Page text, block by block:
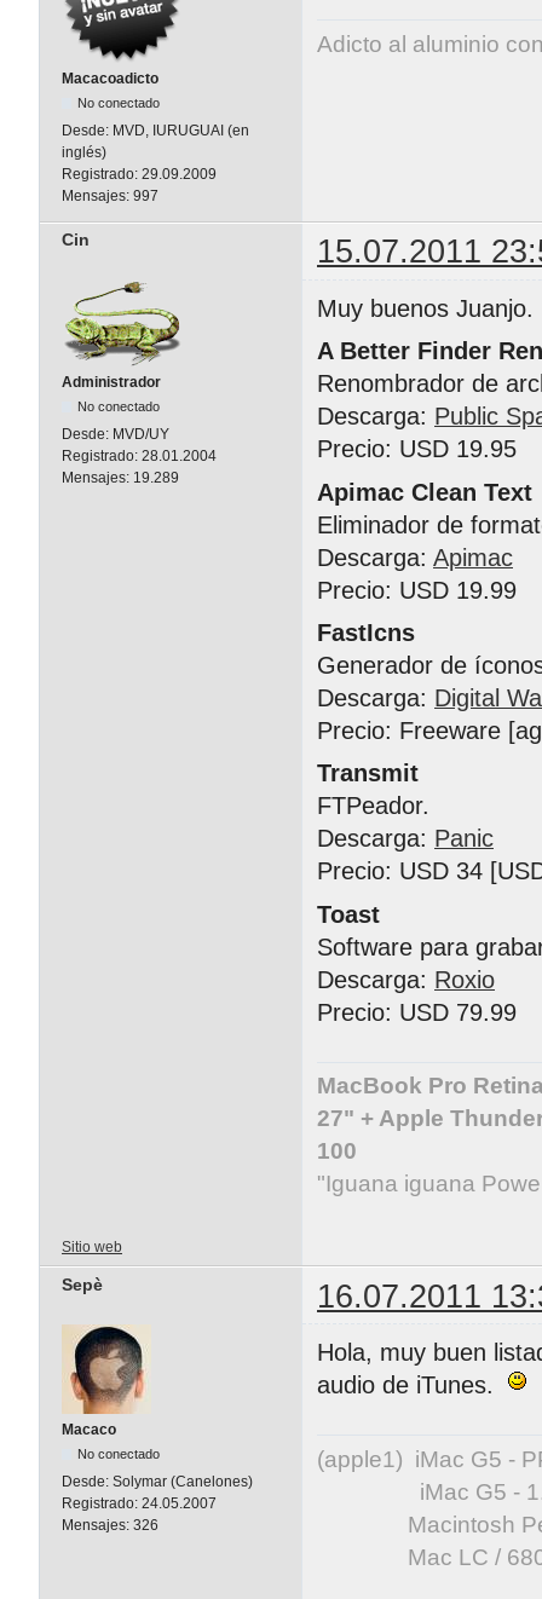
Macacoadicto
No conectado
Desde: MVD, IURUGUAI (en
inglés)
Registrado: 29.09.2009
Mensajes: 997
Adicto al aluminio
Cin 15.07.2011
Administrador
No conectado
Desde: MVD/UY
Registrado: 28.01.2004
Mensajes: 19.289
Muy buenos
A Better Finder
Renombrador de
Descarga: Public
Precio: USD 19.95
Apimac Clean Text
Eliminador de
Descarga: Apimac
Precio: USD 19.99
FastIcns
Generador de
Descarga: Digital
Precio: Freeware
Transmit
FTPeador.
Descarga: Panic
Precio: USD 34
Toast
Software para
Descarga: Roxio
Precio: USD 79.99
MacBook Pro
27" + Apple
100
"Iguana iguana
Sitio web
Sepè 16.07.2011
Macaco
No conectado
Desde: Solymar (Canelones)
Registrado: 24.05.2007
Mensajes: 326
Hola, muy buen
audio de iTunes.
(apple1) iMac G5 -
iMac G5 - 1.83
Macintosh
Mac LC / 68020